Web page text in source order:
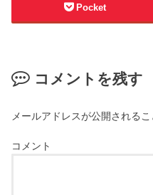
Pocket
コメントを残す
メールアドレスが公開されるこ
コメント